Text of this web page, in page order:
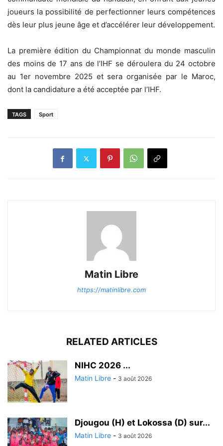
joueurs la possibilité de perfectionner leurs compétences
dès leur plus jeune âge et d’accélérer leur développement.
La première édition du Championnat du monde masculin
des moins de 17 ans de l’IHF se déroulera du 24 octobre
au 1er novembre 2025 et sera organisée par le Maroc,
dont la candidature a été acceptée par l’IHF.
TAGS Sport
Matin Libre
https://matinlibre.com
RELATED ARTICLES
‎NIHC 2026 ...
Matin Libre - 3 août 2026
Djougou (H) et Lokossa (D) sur...
Matin Libre - 3 août 2026